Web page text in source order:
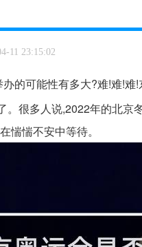
11 23:15:02
的可能性有多大?难!难!
。很多人说,2022年的北京
惴惴不安中等待。